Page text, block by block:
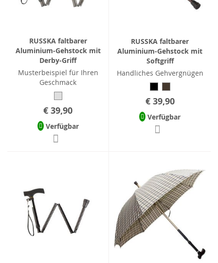
RUSSKA faltbarer
Aluminium-Gehstock mit
Derby-Griff
Musterbeispiel für Ihren
Geschmack
€ 39,90
Verfügbar
RUSSKA faltbarer
Aluminium-Gehstock mit
Softgriff
Handliches Gehvergnügen
€ 39,90
Verfügbar